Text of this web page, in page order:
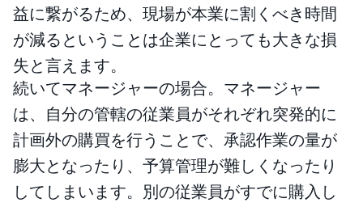
益に繋がるため、現場が本業に割くべき時間
が減るということは企業にとっても大きな損
失と言えます。
続いてマネージャーの場合。マネージャー
は、自分の管轄の従業員がそれぞれ突発的に
計画外の購買を行うことで、承認作業の量が
膨大となったり、予算管理が難しくなったり
してしまいます。別の従業員がすでに購入し